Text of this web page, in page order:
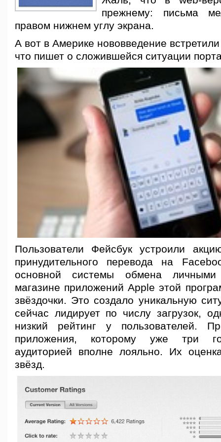
прежнему: письма
правом нижнем углу экрана.
А вот в Америке нововведение
что пишет о сложившейся ситуации
Пользователи Фейсбук устроили
принудительного перевода на
основной системы обмена
магазине приложений Apple этой
звёздочки. Это создало уникальную
сейчас лидирует по числу загрузок,
низкий рейтинг у пользователей.
приложения, которому уже три
аудиторией вполне лояльно. Их
звёзд.